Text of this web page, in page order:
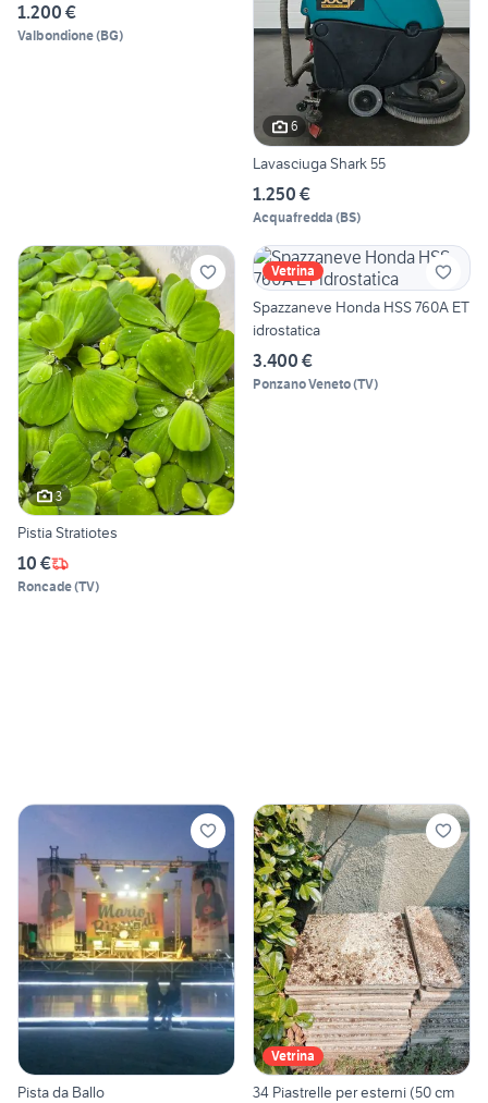
1.200 €
Valbondione(BG)
6
Lavasciuga Shark 55
1.250 €
Acquafredda (BS)
3
Pistia Stratiotes
10 €
Roncade(TV)
Vetrina
Spazzaneve Honda HSS 760A ET
idrostatica
3.400 €
Ponzano Veneto(TV)
Pista da Ballo
Vetrina
34 Piastrelle per esterni (50 cm